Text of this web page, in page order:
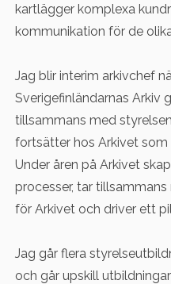
kartlägger komplexa
kommunikation för de
Jag blir interim arkivchef
Sverigefinländarnas Arkiv
tillsammans med
fortsätter hos Arkivet
Under åren på Arkivet
processer, tar
för Arkivet och driver ett
Jag går flera
och går upskill